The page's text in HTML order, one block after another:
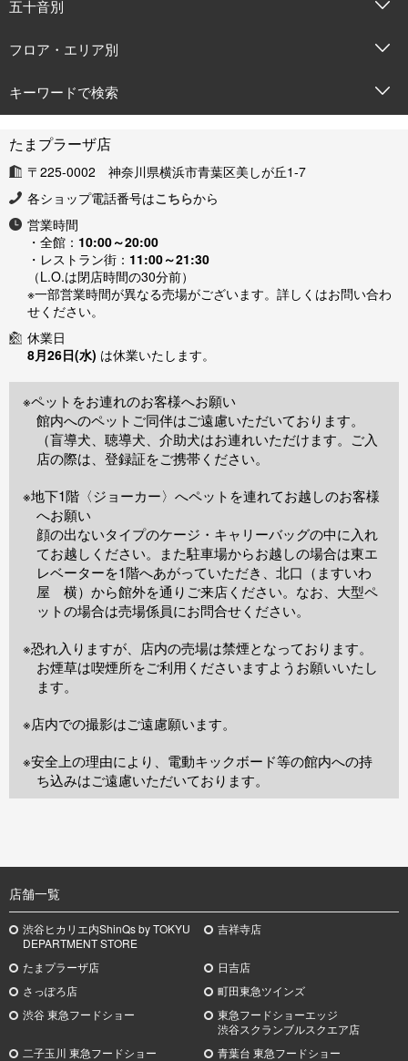
五十音別
フロア・エリア別
キーワードで検索
たまプラーザ店
〒225-0002 神奈川県横浜市青葉区美しが丘1-7
各ショップ電話番号はこちらから
営業時間
・全館： 10:00～20:00
・レストラン街： 11:00～21:30
（L.O.は閉店時間の30分前）
※一部営業時間が異なる売場がございます。詳しくはお問い合わ
せください。
休業日
8月26日(水) は休業いたします。
※ペットをお連れのお客様へお願い
館内へのペットご同伴はご遠慮いただいております。
（盲導犬、聴導犬、介助犬はお連れいただけます。ご入
店の際は、登録証をご携帯ください。
※地下1階〈ジョーカー〉へペットを連れてお越しのお客様
へお願い
顔の出ないタイプのケージ・キャリーバッグの中に入れ
てお越しください。また駐車場からお越しの場合は東エ
レベーターを1階へあがっていただき、北口（ますいわ
屋 横）から館外を通りご来店ください。なお、大型ペ
ットの場合は売場係員にお問合せください。
※恐れ入りますが、店内の売場は禁煙となっております。
お煙草は喫煙所をご利用くださいますようお願いいたし
ます。
※店内での撮影はご遠慮願います。
※安全上の理由により、電動キックボード等の館内への持
ち込みはご遠慮いただいております。
店舗一覧
渋谷ヒカリエ内ShinQs by TOKYU
DEPARTMENT STORE
吉祥寺店
たまプラーザ店
日吉店
さっぽろ店
町田東急ツインズ
渋谷 東急フードショー
東急フードショーエッジ
渋谷スクランブルスクエア店
二子玉川 東急フードショー
青葉台 東急フードショー